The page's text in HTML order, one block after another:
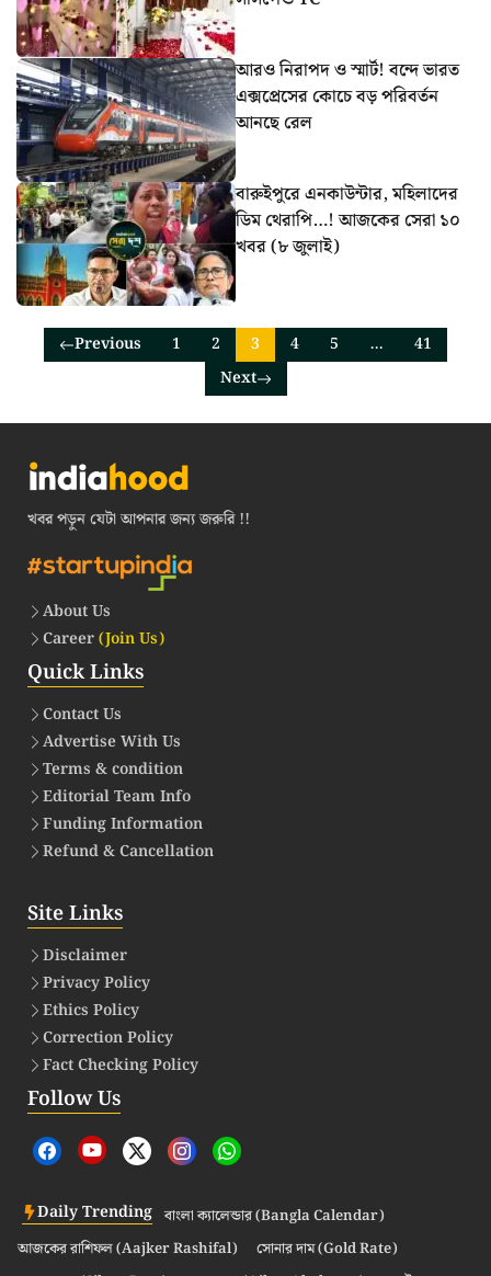
আরও নিরাপদ ও স্মার্ট! বন্দে ভারত
এক্সপ্রেসের কোচে বড় পরিবর্তন
আনছে রেল
বারুইপুরে এনকাউন্টার, মহিলাদের
ডিম থেরাপি…! আজকের সেরা ১০
খবর (৮ জুলাই)
Previous 1 2 3 4 5 …
41
Next
খবর পড়ুন যেটা আপনার জন্য জরুরি !!
About Us
Career(Join Us)
Quick Links
Contact Us
Advertise With Us
Terms & condition
Editorial Team Info
Funding Information
Refund & Cancellation
Site Links
Disclaimer
Privacy Policy
Ethics Policy
Correction Policy
Fact Checking Policy
Follow Us
Daily Trending বাংলা ক্যালেন্ডার (Bangla Calendar)
আজকের রাশিফল (Aajker Rashifal)
সোনার দাম (Gold Rate)